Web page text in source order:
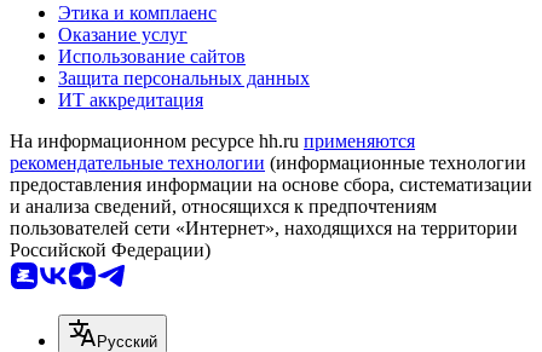
Этика и комплаенс
Оказание услуг
Использование сайтов
Защита персональных данных
ИТ аккредитация
На информационном ресурсе hh.ru применяются
рекомендательные технологии (информационные технологии
предоставления информации на основе сбора, систематизации
и анализа сведений, относящихся к предпочтениям
пользователей сети «Интернет», находящихся на территории
Российской Федерации)
Русский